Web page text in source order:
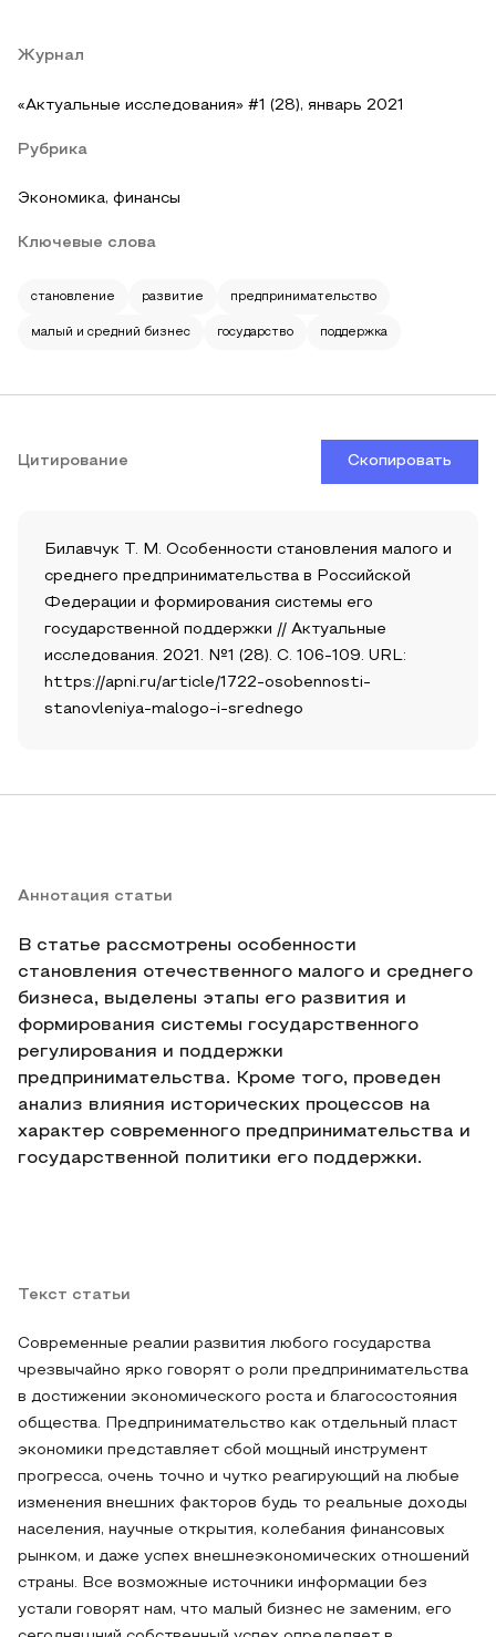
Журнал
«Актуальные исследования» #1 (28), январь 2021
Рубрика
Экономика, финансы
Ключевые слова
становление развитие предпринимательство
малый и средний бизнес государство поддержка
Цитирование Скопировать
Билавчук Т. М. Особенности становления малого и
среднего предпринимательства в Российской
Федерации и формирования системы его
государственной поддержки // Актуальные
исследования. 2021. №1 (28). С. 106-109. URL:
https://apni.ru/article/1722-osobennosti-
stanovleniya-malogo-i-srednego
Аннотация статьи
В статье рассмотрены особенности
становления отечественного малого и среднего
бизнеса, выделены этапы его развития и
формирования системы государственного
регулирования и поддержки
предпринимательства. Кроме того, проведен
анализ влияния исторических процессов на
характер современного предпринимательства и
государственной политики его поддержки.
Текст статьи
Современные реалии развития любого государства
чрезвычайно ярко говорят о роли предпринимательства
в достижении экономического роста и благосостояния
общества. Предпринимательство как отдельный пласт
экономики представляет сбой мощный инструмент
прогресса, очень точно и чутко реагирующий на любые
изменения внешних факторов будь то реальные доходы
населения, научные открытия, колебания финансовых
рынком, и даже успех внешнеэкономических отношений
страны. Все возможные источники информации без
устали говорят нам, что малый бизнес не заменим, его